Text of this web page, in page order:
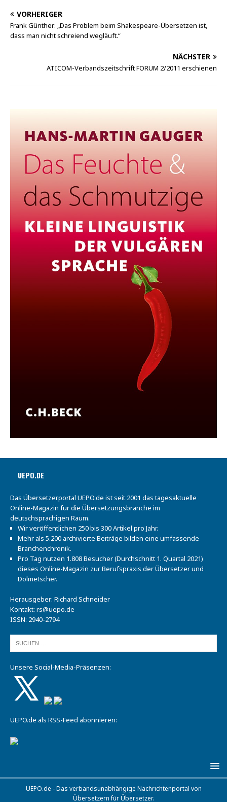
VORHERIGER
Frank Günther: „Das Problem beim Shakespeare-Übersetzen ist,
dass man nicht schreiend wegläuft.“
NÄCHSTER
ATICOM-Verbandszeitschrift FORUM 2/2011 erschienen
UEPO.DE
Das Übersetzerportal UEPO.de ist seit 2001 das tagesaktuelle
Online-Magazin für die Übersetzungsbranche im
deutschsprachigen Raum.
Wir veröffentlichen 250 bis 300 Artikel pro Jahr.
Mehr als 5.200 archivierte Beiträge bilden eine umfassende
Branchenchronik.
Pro Tag nutzen 1.808 Besucher (Durchschnitt 1. Quartal 2021)
dieses Online-Magazin zur Berufspraxis der Übersetzer und
Dolmetscher.
Herausgeber: Richard Schneider
Kontakt: rs@uepo.de
ISSN: 2940-2794
Unsere Social-Media-Präsenzen:
UEPO.de als RSS-Feed abonnieren:
UEPO.de - Das verbandsunabhängige Nachrichtenportal von
Übersetzern für Übersetzer.